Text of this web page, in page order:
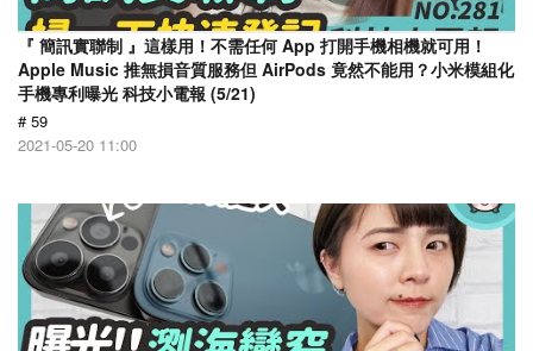
『 簡訊實聯制 』這樣用！不需任何 App 打開手機相機就可用！
Apple Music 推無損音質服務但 AirPods 竟然不能用？小米模組化
手機專利曝光 科技小電報 (5/21)
# 59
2021-05-20 11:00